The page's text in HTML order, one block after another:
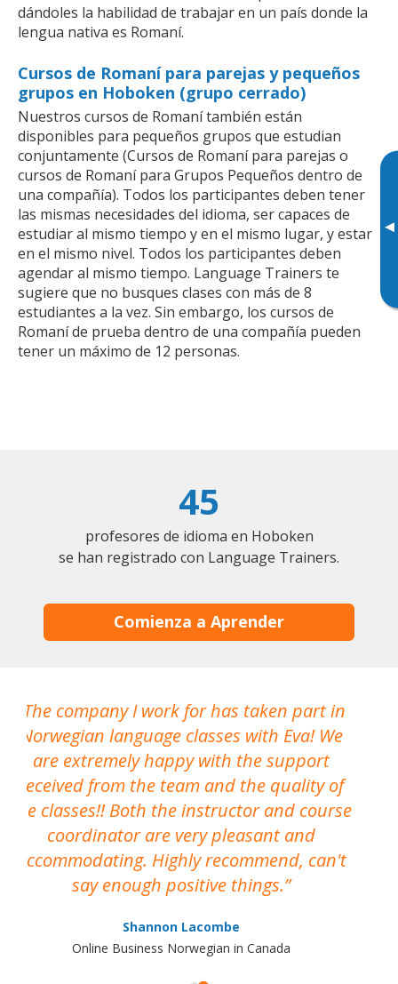
▸
dándoles la habilidad de trabajar en un país donde la
lengua nativa es Romaní.
Cursos de Romaní para parejas y pequeños
grupos en Hoboken (grupo cerrado)
Nuestros cursos de Romaní también están
disponibles para pequeños grupos que estudian
conjuntamente (Cursos de Romaní para parejas o
cursos de Romaní para Grupos Pequeños dentro de
una compañía). Todos los participantes deben tener
las mismas necesidades del idioma, ser capaces de
estudiar al mismo tiempo y en el mismo lugar, y estar
en el mismo nivel. Todos los participantes deben
agendar al mismo tiempo. Language Trainers te
sugiere que no busques clases con más de 8
estudiantes a la vez. Sin embargo, los cursos de
Romaní de prueba dentro de una compañía pueden
tener un máximo de 12 personas.
45
profesores de idioma en Hoboken
se han registrado con Language Trainers.
Comienza a Aprender
The company I work for has taken part in
Norwegian language classes with Eva! We
are extremely happy with the support
received from the team and the quality of
the classes!! Both the instructor and course
coordinator are very pleasant and
accommodating. Highly recommend, can't
say enough positive things.
Shannon Lacombe
Online Business Norwegian in Canada